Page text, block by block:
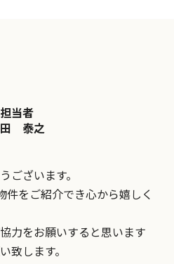
担当者
泰之
ございます。
件をご紹介でき心から嬉しく
力をお願いすると思います
致します。